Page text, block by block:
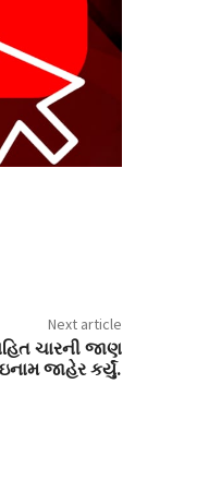
Next article
ચારની જાણ
જાહેર કર્યું.